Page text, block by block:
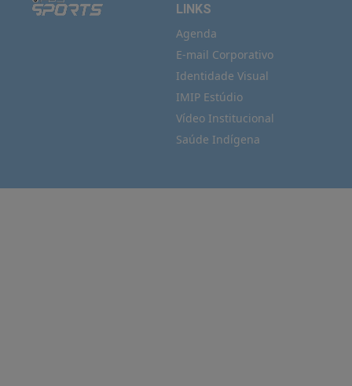
LINKS
Agenda
E-mail Corporativo
Identidade Visual
IMIP Estúdio
Vídeo Institucional
Saúde Indígena